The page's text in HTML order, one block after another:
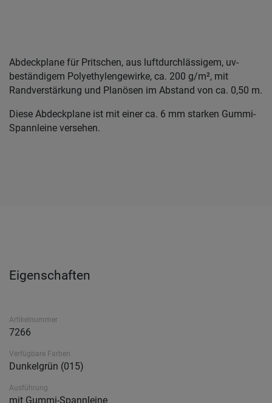
Abdeckplane für Pritschen, aus luftdurchlässigem, uv-
beständigem Polyethylengewirke, ca. 200 g/m², mit
Randverstärkung und Planösen im Abstand von ca. 0,50 m.
Diese Abdeckplane ist mit einer ca. 6 mm starken Gummi-
Spannleine versehen.
Eigenschaften
Artikelnummer
7266
Verfügbare Farben
Dunkelgrün (015)
Ausführung
mit Gummi-Spannleine